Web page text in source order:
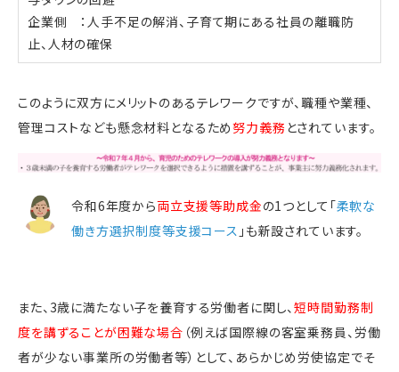
企業側 ：人手不足の解消、子育て期にある社員の離職防
止、人材の確保
このように双方にメリットのあるテレワークですが、職種や業種、
管理コストなども懸念材料となるため努力義務 とされています。
令和6年度から両立支援等助成金の1つとして「柔軟な
働き方選択制度等支援コース 」も新設されています。
また、3歳に満たない子を養育する労働者に関し、短時間勤務制
度を講ずることが困難な場合 （例えば国際線の客室乗務員、労働
者が少ない事業所の労働者等）として、あらかじめ労使協定でそ